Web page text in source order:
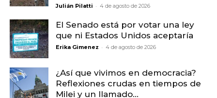
Julián Pilatti - 4 de agosto de 2026
El Senado está por votar una ley
que ni Estados Unidos aceptaría
Erika Gimenez - 4 de agosto de 2026
¿Así que vivimos en democracia?
Reflexiones crudas en tiempos de
Milei y un llamado...